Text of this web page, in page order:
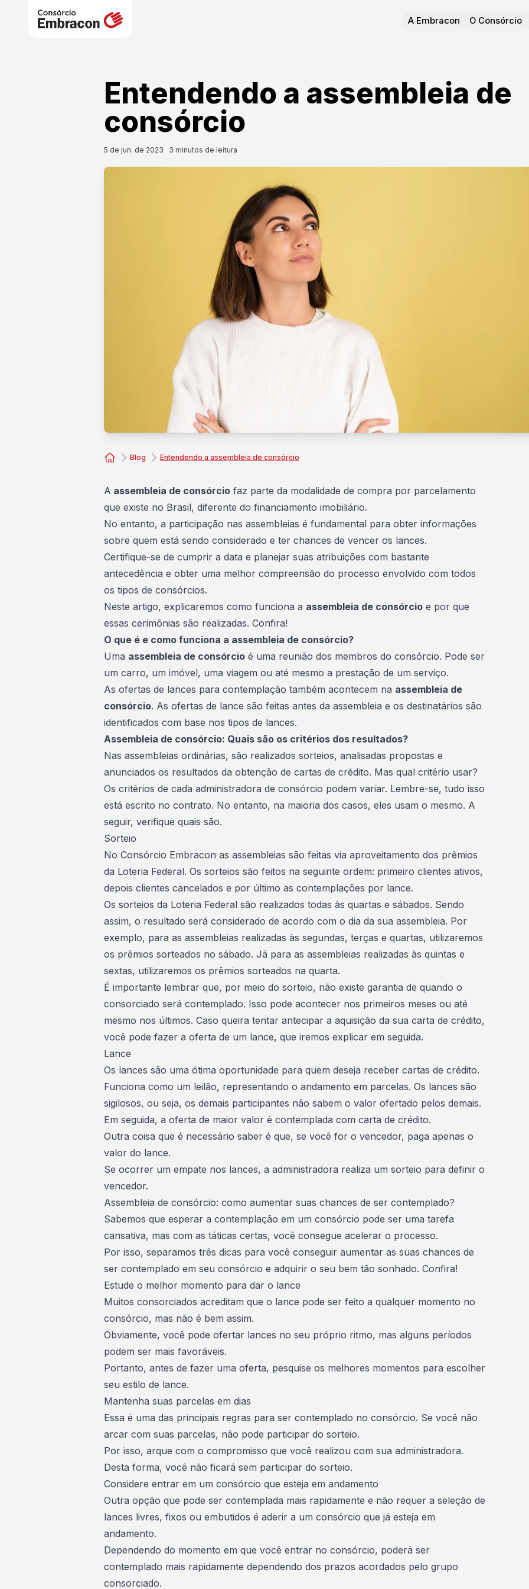
A Embracon O Consórcio
Entendendo a assembleia de
consórcio
5 de jun. de 2023 3 minutos de leitura
Blog Entendendo a assembleia de consórcio
A assembleia de consórcio faz parte da modalidade de compra por parcelamento
que existe no Brasil, diferente do financiamento imobiliário.
No entanto, a participação nas assembleias é fundamental para obter informações
sobre quem está sendo considerado e ter chances de vencer os lances.
Certifique-se de cumprir a data e planejar suas atribuições com bastante
antecedência e obter uma melhor compreensão do processo envolvido com todos
os tipos de consórcios.
Neste artigo, explicaremos como funciona a assembleia de consórcio e por que
essas cerimônias são realizadas. Confira!
O que é e como funciona a assembleia de consórcio?
Uma assembleia de consórcio é uma reunião dos membros do consórcio. Pode ser
um carro, um imóvel, uma viagem ou até mesmo a prestação de um serviço.
As ofertas de lances para contemplação também acontecem na assembleia de
consórcio. As ofertas de lance são feitas antes da assembleia e os destinatários são
identificados com base nos tipos de lances.
Assembleia de consórcio: Quais são os critérios dos resultados?
Nas assembleias ordinárias, são realizados sorteios, analisadas propostas e
anunciados os resultados da obtenção de cartas de crédito. Mas qual critério usar?
Os critérios de cada administradora de consórcio podem variar. Lembre-se, tudo isso
está escrito no contrato. No entanto, na maioria dos casos, eles usam o mesmo. A
seguir, verifique quais são.
Sorteio
No Consórcio Embracon as assembleias são feitas via aproveitamento dos prêmios
da Loteria Federal. Os sorteios são feitos na seguinte ordem: primeiro clientes ativos,
depois clientes cancelados e por último as contemplações por lance.
Os sorteios da Loteria Federal são realizados todas às quartas e sábados. Sendo
assim, o resultado será considerado de acordo com o dia da sua assembleia. Por
exemplo, para as assembleias realizadas às segundas, terças e quartas, utilizaremos
os prêmios sorteados no sábado. Já para as assembleias realizadas às quintas e
sextas, utilizaremos os prêmios sorteados na quarta.
É importante lembrar que, por meio do sorteio, não existe garantia de quando o
consorciado será contemplado. Isso pode acontecer nos primeiros meses ou até
mesmo nos últimos. Caso queira tentar antecipar a aquisição da sua carta de crédito,
você pode fazer a oferta de um lance, que iremos explicar em seguida.
Lance
Os lances são uma ótima oportunidade para quem deseja receber cartas de crédito.
Funciona como um leilão, representando o andamento em parcelas. Os lances são
sigilosos, ou seja, os demais participantes não sabem o valor ofertado pelos demais.
Em seguida, a oferta de maior valor é contemplada com carta de crédito.
Outra coisa que é necessário saber é que, se você for o vencedor, paga apenas o
valor do lance.
Se ocorrer um empate nos lances, a administradora realiza um sorteio para definir o
vencedor.
Assembleia de consórcio: como aumentar suas chances de ser contemplado?
Sabemos que esperar a contemplação em um consórcio pode ser uma tarefa
cansativa, mas com as táticas certas, você consegue acelerar o processo.
Por isso, separamos três dicas para você conseguir aumentar as suas chances de
ser contemplado em seu consórcio e adquirir o seu bem tão sonhado. Confira!
Estude o melhor momento para dar o lance
Muitos consorciados acreditam que o lance pode ser feito a qualquer momento no
consórcio, mas não é bem assim.
Obviamente, você pode ofertar lances no seu próprio ritmo, mas alguns períodos
podem ser mais favoráveis.
Portanto, antes de fazer uma oferta, pesquise os melhores momentos para escolher
seu estilo de lance.
Mantenha suas parcelas em dias
Essa é uma das principais regras para ser contemplado no consórcio. Se você não
arcar com suas parcelas, não pode participar do sorteio.
Por isso, arque com o compromisso que você realizou com sua administradora.
Desta forma, você não ficará sem participar do sorteio.
Considere entrar em um consórcio que esteja em andamento
Outra opção que pode ser contemplada mais rapidamente e não requer a seleção de
lances livres, fixos ou embutidos é aderir a um consórcio que já esteja em
andamento.
Dependendo do momento em que você entrar no consórcio, poderá ser
contemplado mais rapidamente dependendo dos prazos acordados pelo grupo
consorciado.